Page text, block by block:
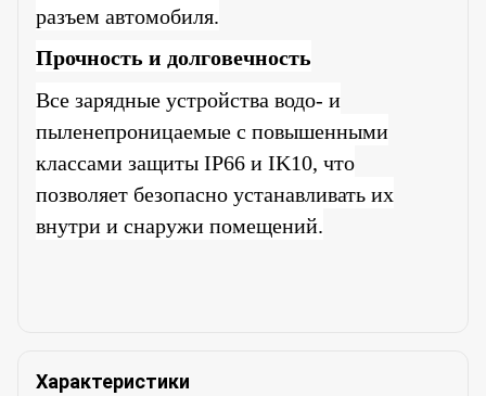
разъем автомобиля.
Прочность и долговечность
Все зарядные устройства водо- и
пыленепроницаемые с повышенными
классами защиты IP66 и IK10, что
позволяет безопасно устанавливать их
внутри и снаружи помещений.
Характеристики